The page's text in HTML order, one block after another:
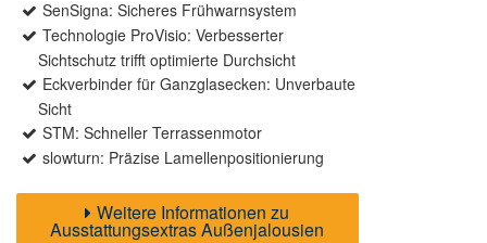
SenSigna: Sicheres Frühwarnsystem
Technologie ProVisio: Verbesserter
Sichtschutz trifft optimierte Durchsicht
Eckverbinder für Ganzglasecken: Unverbaute
Sicht
STM: Schneller Terrassenmotor
slowturn: Präzise Lamellenpositionierung
Weitere Informationen zu
Ausstattungsextras Außenjalousien